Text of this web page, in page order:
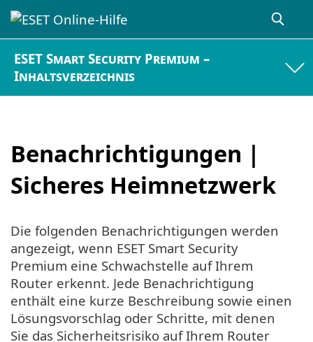
ESET Smart Security Premium –
Inhaltsverzeichnis
Benachrichtigungen |
Sicheres Heimnetzwerk
Die folgenden Benachrichtigungen werden
angezeigt, wenn ESET Smart Security
Premium eine Schwachstelle auf Ihrem
Router erkennt. Jede Benachrichtigung
enthält eine kurze Beschreibung sowie einen
Lösungsvorschlag oder Schritte, mit denen
Sie das Sicherheitsrisiko auf Ihrem Router